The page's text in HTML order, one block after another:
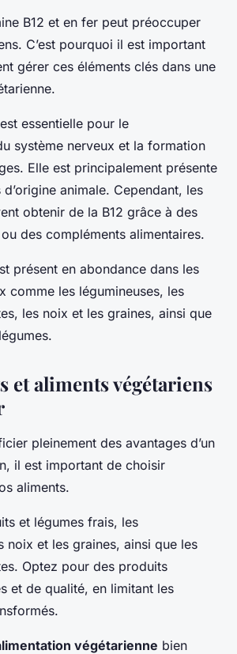
B12 et en fer peut préoccuper
C’est pourquoi il est important
gérer ces éléments clés dans une
est essentielle pour le
système nerveux et la formation
Elle est principalement présente
animale. Cependant, les
obtenir de la B12 grâce à des
des compléments alimentaires.
présent en abondance dans les
comme les légumineuses, les
les noix et les graines, ainsi que
et aliments végétariens
pleinement des avantages d’un
il est important de choisir
aliments.
et légumes frais, les
noix et les graines, ainsi que les
Optez pour des produits
et de qualité, en limitant les
végétarienne bien